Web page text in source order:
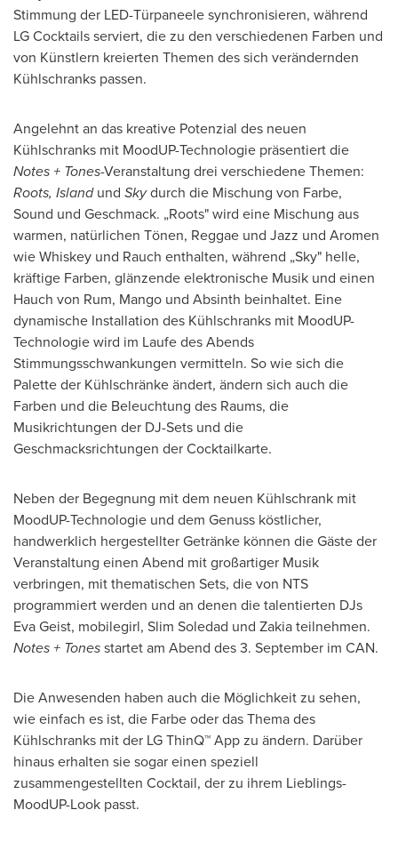
Stimmung der LED-Türpaneele synchronisieren, während
LG Cocktails serviert, die zu den verschiedenen Farben und
von Künstlern kreierten Themen des sich verändernden
Kühlschranks passen.
Angelehnt an das kreative Potenzial des neuen
Kühlschranks mit MoodUP-Technologie präsentiert die
Notes + Tones-Veranstaltung drei verschiedene Themen:
Roots, Islandund Skydurch die Mischung von Farbe,
Sound und Geschmack. „Roots" wird eine Mischung aus
warmen, natürlichen Tönen, Reggae und Jazz und Aromen
wie Whiskey und Rauch enthalten, während „Sky" helle,
kräftige Farben, glänzende elektronische Musik und einen
Hauch von Rum, Mango und Absinth beinhaltet. Eine
dynamische Installation des Kühlschranks mit MoodUP-
Technologie wird im Laufe des Abends
Stimmungsschwankungen vermitteln. So wie sich die
Palette der Kühlschränke ändert, ändern sich auch die
Farben und die Beleuchtung des Raums, die
Musikrichtungen der DJ-Sets und die
Geschmacksrichtungen der Cocktailkarte.
Neben der Begegnung mit dem neuen Kühlschrank mit
MoodUP-Technologie und dem Genuss köstlicher,
handwerklich hergestellter Getränke können die Gäste der
Veranstaltung einen Abend mit großartiger Musik
verbringen, mit thematischen Sets, die von NTS
programmiert werden und an denen die talentierten DJs
Eva Geist, mobilegirl, Slim Soledad und Zakia teilnehmen.
Notes + Tonesstartet am Abend des 3. September im CAN.
Die Anwesenden haben auch die Möglichkeit zu sehen,
wie einfach es ist, die Farbe oder das Thema des
Kühlschranks mit der LG ThinQ™ App zu ändern. Darüber
hinaus erhalten sie sogar einen speziell
zusammengestellten Cocktail, der zu ihrem Lieblings-
MoodUP-Look passt.